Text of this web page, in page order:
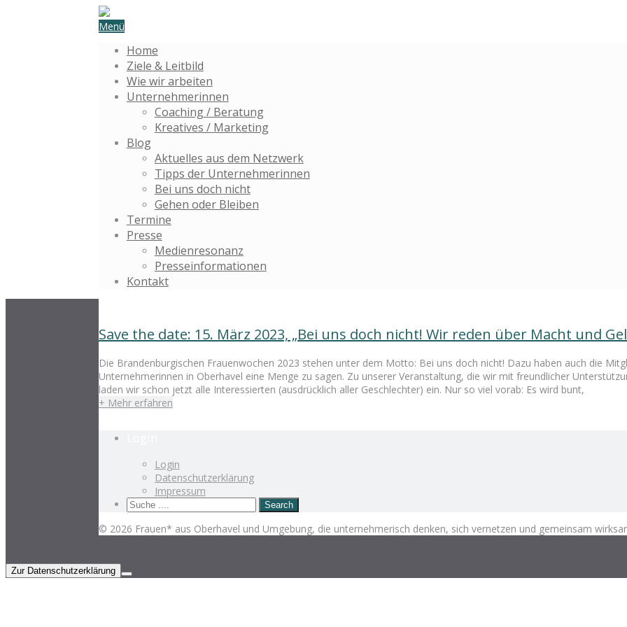
Menü
Home
Ziele & Leitbild
Wie wir arbeiten
Unternehmerinnen
Coaching / Beratung
Kreatives / Marketing
Blog
Aktuelles aus dem Netzwerk
Tipps der Unternehmerinnen
Bei uns doch nicht
Gehen oder Bleiben
Termine
Presse
Medienresonanz
Presseinformationen
Kontakt
Save the date: 15. März 2023, „Bei uns doch nicht! Wir reden über Macht und
Die Brandenburgischen Frauenwochen 2023 stehen unter dem Motto: Bei uns doch nicht! Dazu haben auch die
Unternehmerinnen in Oberhavel eine Menge zu sagen. Zu unserer Veranstaltung, die wir mit freundlicher
laden wir schon jetzt alle Interessierten (ausdrücklich aller Geschlechter) ein. Nur so viel vorab: Es wird bunt,
+ Mehr erfahren
Login
Datenschutzerklärung
Impressum
© 2026 Frauen* aus Oberhavel und Umgebung, die unternehmerisch denken, sich vernetzen und gemeinsam
Zur Datenschutzerklärung